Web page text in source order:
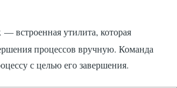
встроенная утилита, которая
процессов вручную. Команда
с целью его завершения.